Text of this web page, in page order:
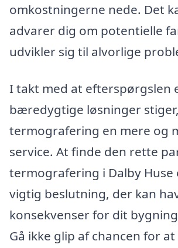
omkostningerne nede. Det
advarer dig om potentielle
udvikler sig til alvorlige
I takt med at efterspørgslen
bæredygtige løsninger
termografering en mere og
service. At finde den rette
termografering i Dalby Huse
vigtig beslutning, der kan
konsekvenser for dit
Gå ikke glip af chancen for